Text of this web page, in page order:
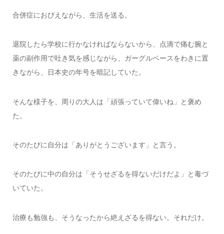
合併症におびえながら、生活を送る。
退院したら学校に行かなければならないから、点滴で痛む腕と
薬の副作用で吐き気を感じながら、ガーグルベースをわきに置
きながら、日本史の年号を暗記していた。
そんな様子を、周りの大人は「頑張っていて偉いね」と褒め
た。
そのたびに自分は「ありがとうございます」と言う。
そのたびに中の自分は「そうせざるを得ないだけだよ」と毒づ
いていた。
治療も勉強も、そうなったから絶えざるを得ない。それだけ。